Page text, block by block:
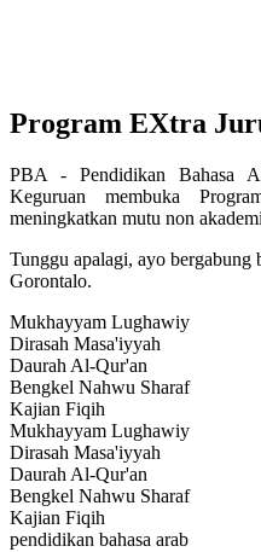
Program EXtra
PBA - Pendidikan Bahasa
Keguruan membuka
meningkatkan mutu non
Tunggu apalagi, ayo
Gorontalo.
Mukhayyam Lughawiy
Dirasah Masa'iyyah
Daurah Al-Qur'an
Bengkel Nahwu Sharaf
Kajian Fiqih
Mukhayyam Lughawiy
Dirasah Masa'iyyah
Daurah Al-Qur'an
Bengkel Nahwu Sharaf
Kajian Fiqih
pendidikan bahasa arab